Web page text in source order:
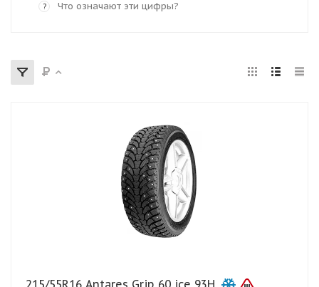
? Что означают эти цифры?
215/55R16 Antares Grip 60 ice 93H